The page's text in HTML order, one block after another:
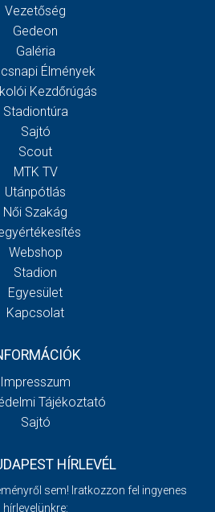
Vezetőség
Gedeon
Galéria
Élmények
Kezdőrúgás
Stadiontúra
Sajtó
Scout
MTK TV
Utánpótlás
Női Szakág
Webshop
Stadion
Egyesület
Kapcsolat
Impresszum
Tájékoztató
Sajtó
HÍRLEVÉL
sem! Iratkozzon fel ingyenes
hírlevelünkre: